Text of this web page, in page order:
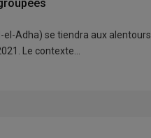
el-Adha) se tiendra aux alentours
Le contexte…